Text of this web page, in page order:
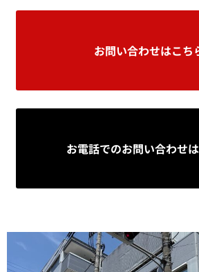
お問い合わせはこち
お電話でのお問い合わせ